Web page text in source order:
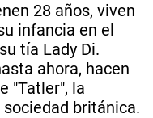
28 años, viven
infancia en el
tía Lady Di.
ahora, hacen
"Tatler", la
británica.